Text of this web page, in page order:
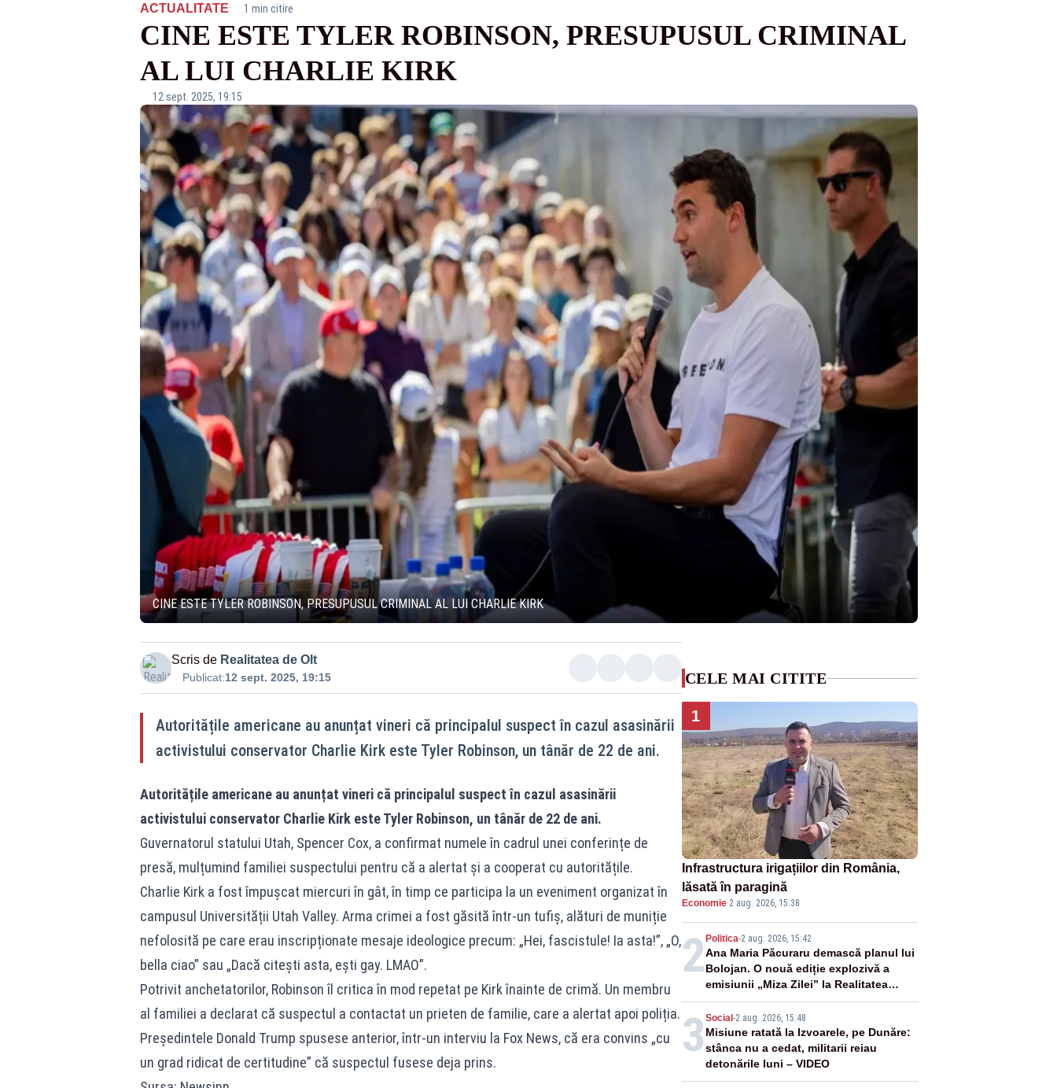
ACTUALITATE· 1 min citire
CINE ESTE TYLER ROBINSON, PRESUPUSUL CRIMINAL
AL LUI CHARLIE KIRK
12 sept. 2025, 19:15
CINE ESTE TYLER ROBINSON, PRESUPUSUL CRIMINAL AL LUI CHARLIE KIRK
Scris de Realitatea de Olt
Publicat:12 sept. 2025, 19:15
Autoritățile americane au anunțat vineri că principalul suspect în cazul asasinării
activistului conservator Charlie Kirk este Tyler Robinson, un tânăr de 22 de ani.
Autoritățile americane au anunțat vineri că principalul suspect în cazul asasinării
activistului conservator Charlie Kirk este Tyler Robinson, un tânăr de 22 de ani.
Guvernatorul statului Utah, Spencer Cox, a confirmat numele în cadrul unei conferințe de
presă, mulțumind familiei suspectului pentru că a alertat și a cooperat cu autoritățile.
Charlie Kirk a fost împușcat miercuri în gât, în timp ce participa la un eveniment organizat în
campusul Universității Utah Valley. Arma crimei a fost găsită într-un tufiș, alături de muniție
nefolosită pe care erau inscripționate mesaje ideologice precum: „Hei, fascistule! Ia asta!”, „O,
bella ciao” sau „Dacă citești asta, ești gay. LMAO”.
Potrivit anchetatorilor, Robinson îl critica în mod repetat pe Kirk înainte de crimă. Un membru
al familiei a declarat că suspectul a contactat un prieten de familie, care a alertat apoi poliția.
Președintele Donald Trump spusese anterior, într-un interviu la Fox News, că era convins „cu
un grad ridicat de certitudine” că suspectul fusese deja prins.
CELE MAI CITITE
1
Infrastructura irigațiilor din România,
lăsată în paragină
Economie·2 aug. 2026, 15:38
2 Politica-2 aug. 2026, 15:42
Ana Maria Păcuraru demască planul lui
Bolojan. O nouă ediție explozivă a
emisiunii „Miza Zilei” la Realitatea
PLUS
3 Social -2 aug. 2026, 15:48
Misiune ratată la Izvoarele, pe Dunăre:
stânca nu a cedat, militarii reiau
detonările luni – VIDEO